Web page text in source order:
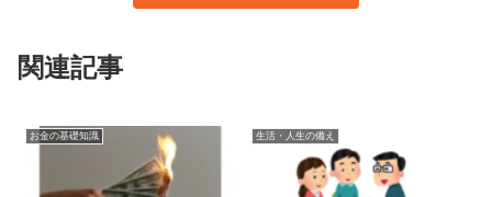
関連記事
お金の基礎知識 生活・人生の備え